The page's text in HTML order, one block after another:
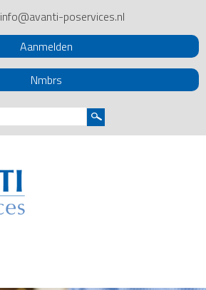
info@avanti-poservices.nl
Aanmelden
Nmbrs